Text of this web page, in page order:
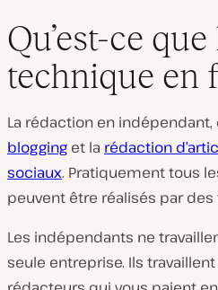
Qu’est-ce
technique en
La rédaction en indépendant,
blogging et la rédaction
sociaux. Pratiquement tous
peuvent être réalisés par des
Les indépendants ne
seule entreprise. Ils